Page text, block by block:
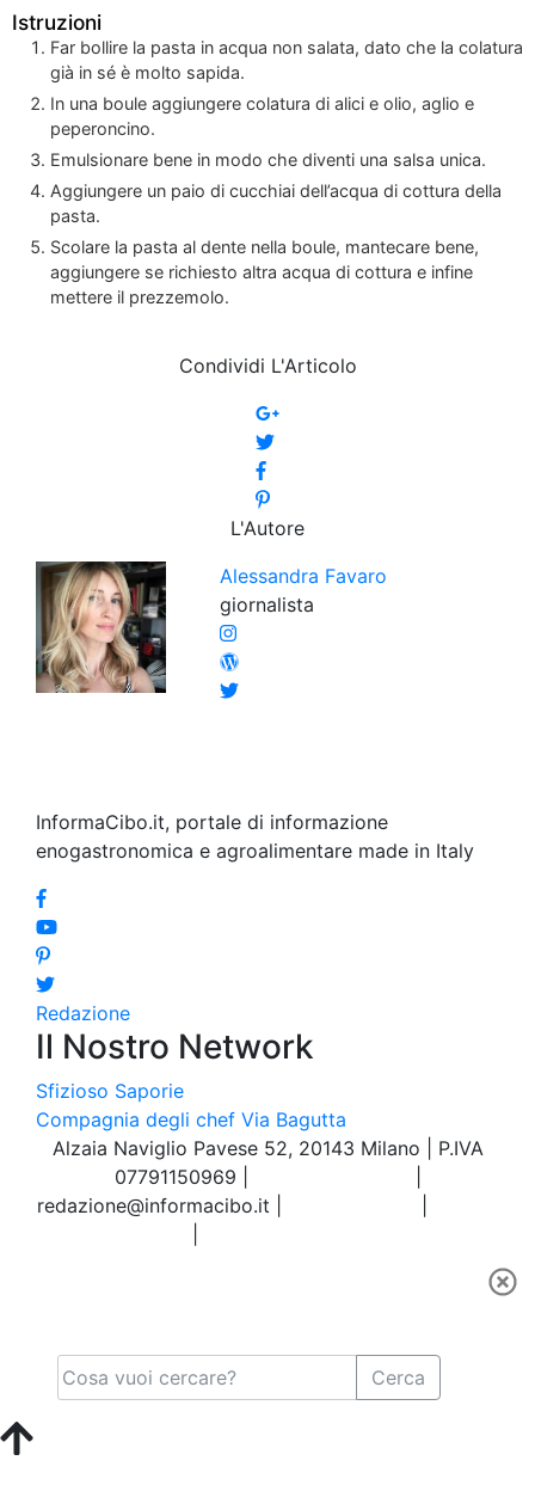
Istruzioni
Far bollire la pasta in acqua non salata, dato che la colatura
già in sé è molto sapida.
In una boule aggiungere colatura di alici e olio, aglio e
peperoncino.
Emulsionare bene in modo che diventi una salsa unica.
Aggiungere un paio di cucchiai dell’acqua di cottura della
pasta.
Scolare la pasta al dente nella boule, mantecare bene,
aggiungere se richiesto altra acqua di cottura e infine
mettere il prezzemolo.
Condividi L'Articolo
L'Autore
Alessandra Favaro
giornalista
InformaCibo.it, portale di informazione
enogastronomica e agroalimentare made in Italy
Redazione
Il Nostro Network
Sfizioso Saporie
Compagnia degli chef Via Bagutta
Alzaia Naviglio Pavese 52, 20143 Milano | P.IVA
07791150969 |
redazione@informacibo.it
Cerca